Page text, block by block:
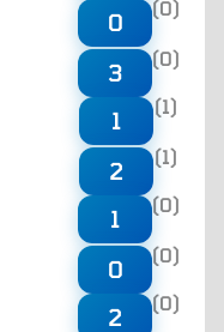
0
(0)
3
(0)
1
(1)
2
(1)
1
(0)
0
(0)
2
(0)